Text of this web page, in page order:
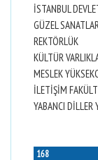
İSTANBUL
GÜZEL
REKTÖRLÜK
KÜLTÜR
MESLEK
İLETİŞİM
YABANCI DİLLER
168